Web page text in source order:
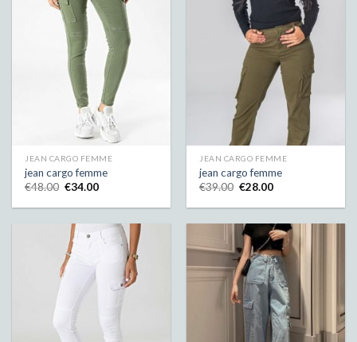
JEAN CARGO FEMME
jean cargo femme
€48.00 €34.00
JEAN CARGO FEMME
jean cargo femme
€39.00 €28.00